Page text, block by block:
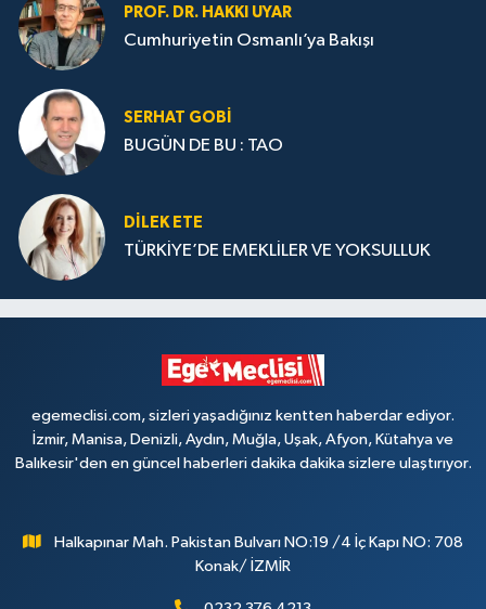
PROF. DR. HAKKI UYAR
Cumhuriyetin Osmanlı’ya Bakışı
SERHAT GOBİ
BUGÜN DE BU : TAO
DILEK ETE
TÜRKİYE’DE EMEKLİLER VE YOKSULLUK
egemeclisi.com, sizleri yaşadığınız kentten haberdar ediyor.
İzmir, Manisa, Denizli, Aydın, Muğla, Uşak, Afyon, Kütahya ve
Balıkesir'den en güncel haberleri dakika dakika sizlere ulaştırıyor.
Halkapınar Mah. Pakistan Bulvarı NO:19 /4 İç Kapı NO: 708
Konak/ İZMİR